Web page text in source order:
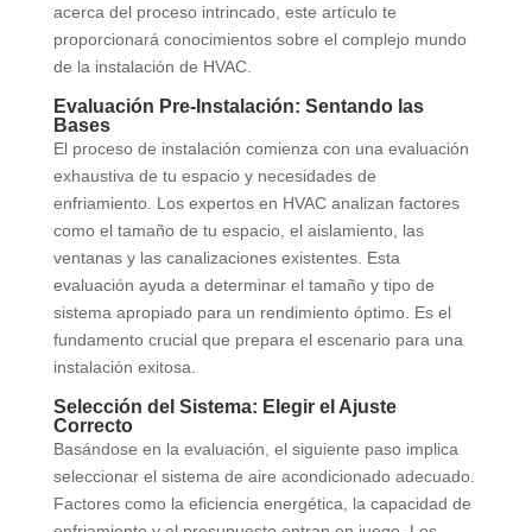
acerca del proceso intrincado, este artículo te
proporcionará conocimientos sobre el complejo mundo
de la instalación de HVAC.
Evaluación Pre-Instalación: Sentando las
Bases
El proceso de instalación comienza con una evaluación
exhaustiva de tu espacio y necesidades de
enfriamiento. Los expertos en HVAC analizan factores
como el tamaño de tu espacio, el aislamiento, las
ventanas y las canalizaciones existentes. Esta
evaluación ayuda a determinar el tamaño y tipo de
sistema apropiado para un rendimiento óptimo. Es el
fundamento crucial que prepara el escenario para una
instalación exitosa.
Selección del Sistema: Elegir el Ajuste
Correcto
Basándose en la evaluación, el siguiente paso implica
seleccionar el sistema de aire acondicionado adecuado.
Factores como la eficiencia energética, la capacidad de